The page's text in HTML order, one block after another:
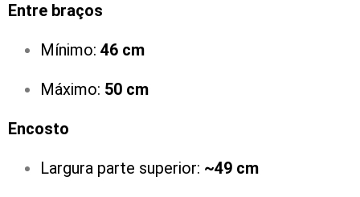
Entre braços
Mínimo: 46 cm
Máximo: 50 cm
Encosto
Largura parte superior: ~49 cm